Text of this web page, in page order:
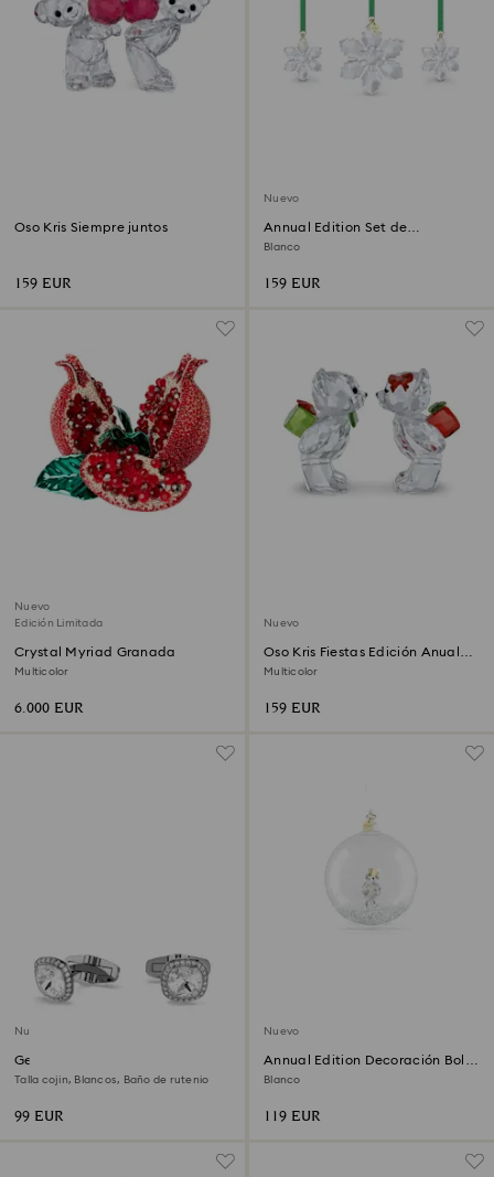
Oso Kris Siempre juntos
159 EUR
Nuevo
Annual Edition Set de
decoraciones 2026
Blanco
159 EUR
Nuevo
Edición Limitada
Crystal Myriad Granada
Multicolor
6.000 EUR
Nuevo
Oso Kris Fiestas Edición Anual
2026
Multicolor
159 EUR
Nuevo
Gemelos Una Angelic
Talla cojin, Blancos, Baño de rutenio
99 EUR
Nuevo
Annual Edition Decoración Bola
2026
Blanco
119 EUR